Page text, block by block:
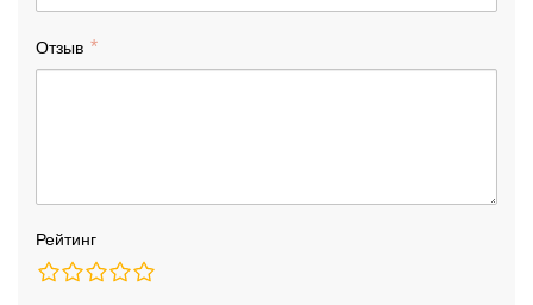
Отзыв
Рейтинг